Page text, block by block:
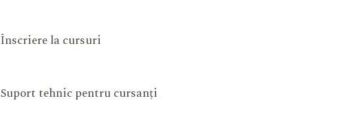
Înscriere la cursuri
Suport tehnic pentru cursanți